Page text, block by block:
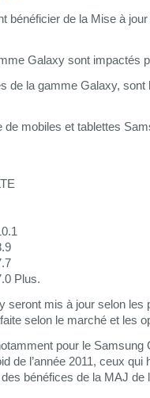
bénéficier de la Mise à
Galaxy sont impactés
de la gamme Galaxy, sont
de mobiles et tablettes
Plus.
seront mis à jour selon les
selon le marché et les
pour le Samsung
de l’année 2011, ceux qui
bénéfices de la MAJ de